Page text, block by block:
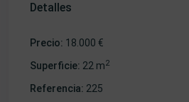
Detalles
Precio: 18.000 €
Superficie: 22 m2
Referencia: 225